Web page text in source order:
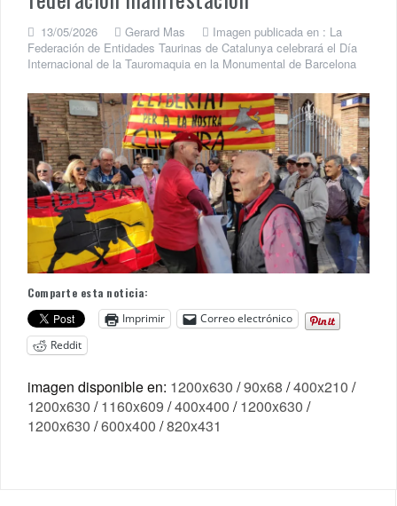
13/05/2026 Gerard Mas Imagen publicada en : La
Federación de Entidades Taurinas de Catalunya celebrará el Día
Internacional de la Tauromaquia en la Monumental de Barcelona
Comparte esta noticia:
Imprimir
Correo electrónico
Reddit
imagen disponible en: 1200x630 /90x68 /400x210 /
1200x630 /1160x609 /400x400 /1200x630 /
1200x630 /600x400 /820x431